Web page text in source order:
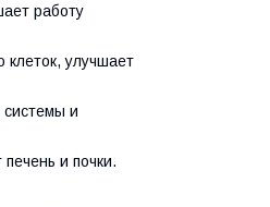
работу
клеток, улучшает
системы и
и почки.